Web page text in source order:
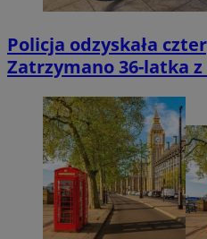
Policja odzyskała
Zatrzymano 36-latka z